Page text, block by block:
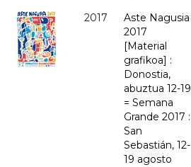
2017
Aste Nagusia
2017
[Material
grafikoa] :
Donostia,
abuztua 12-19
= Semana
Grande 2017 :
San
Sebastián, 12-
19 agosto